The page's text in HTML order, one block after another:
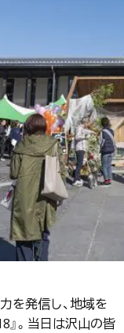
を発信し、地域を
』。当日は沢山の皆